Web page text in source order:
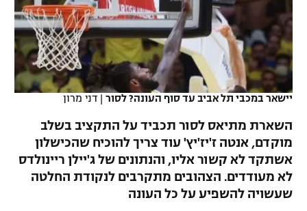
VOD
רץ ברשת
תוצאות
לוח שידורים
נבחרת ישראל
מכבי חיפה
בית"ר ירושלים
הפועל תל אביב
הפועל חיפה
ליגה ספרדית
ליגה איטלקית
ליגה צרפתית
ליגה הולנדית
ליגה טורקית
ליגה סינית
כדורסל נשים
מכבי תל אביב
הפועל חולון
דני אבדיה
יורוליג
יורוקאפ
טניס
כדוריד
כדורעף
שחייה
ג'ודו
יישאר במכבי תל אביב עד סוף העונה? לסור | דני מרון
השארת מתיאס לסור תכביד על התקציב בשלב
מוקדם, אנטה ז'יז'יץ' עוד צריך להוכיח שהכישלון
אשתקד לא קשור אליו, והנתונים של ג'יילן ריינולדס
לא מעודדים. הצהובים מתקרבים לנקודת החלטה
שעשויה להשפיע על כל העונה